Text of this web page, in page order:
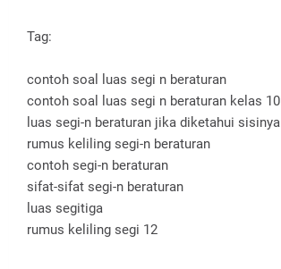
Tag:
contoh soal luas segi n beraturan
contoh soal luas segi n beraturan kelas 10
luas segi-n beraturan jika diketahui sisinya
rumus keliling segi-n beraturan
contoh segi-n beraturan
sifat-sifat segi-n beraturan
luas segitiga
rumus keliling segi 12